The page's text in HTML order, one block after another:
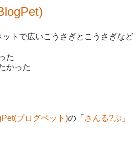
トで広いこうさぎとこうさぎなど
た
かった
ブログペット)の「 さんる?ぷ 」